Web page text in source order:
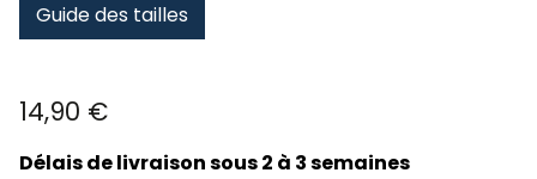
Guide des tailles
14,90 €
Délais de livraison sous 2 à 3 semaines